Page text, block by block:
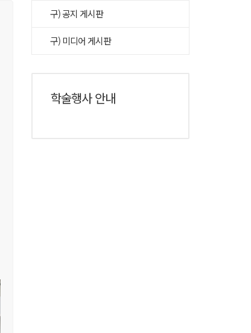
구) 공지 게시판
구) 미디어 게시판
학술행사 안내